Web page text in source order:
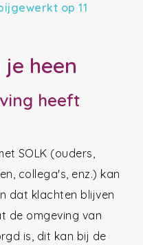
op 11
heen
heeft
SOLK (ouders,
collega's, enz.) kan
dat klachten blijven
de omgeving van
is, dit kan bij de